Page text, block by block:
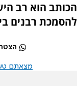
הכותב הוא רב
להסמכת רבנים
מצאתם